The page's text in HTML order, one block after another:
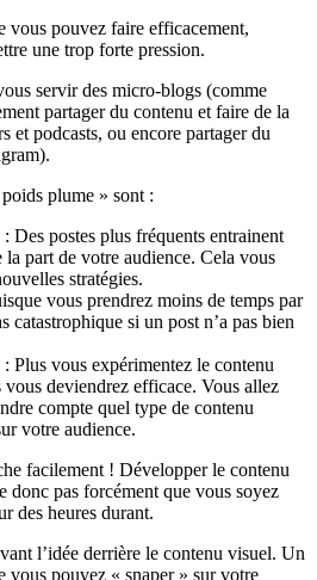
vous pouvez faire efficacement,
une trop forte pression.
servir des micro-blogs (comme
partager du contenu et faire de la
et podcasts, ou encore partager du
plume » sont :
Des postes plus fréquents entrainent
part de votre audience. Cela vous
stratégies.
vous prendrez moins de temps par
catastrophique si un post n’a pas bien
Plus vous expérimentez le contenu
deviendrez efficace. Vous allez
compte quel type de contenu
votre audience.
facilement ! Développer le contenu
donc pas forcément que vous soyez
des heures durant.
l’idée derrière le contenu visuel. Un
vous pouvez « snaper » sur votre